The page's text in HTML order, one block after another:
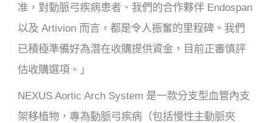
准，對動脈弓疾病患者、我們的合作夥伴 Endospan
以及 Artivion 而言，都是令人振奮的里程碑。我們
已積極準備好為潛在收購提供資金，目前正審慎評
估收購選項。」
NEXUS Aortic Arch System 是一款分支型血管內支
架移植物，專為動脈弓疾病（包括慢性主動脈夾